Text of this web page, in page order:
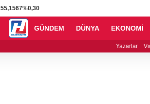
55,1567%0,30
GÜNDEM DÜNYA EKONOMİ
21:01 - Bursa'da tarihi eser operasyonu! 273
Yazarlar